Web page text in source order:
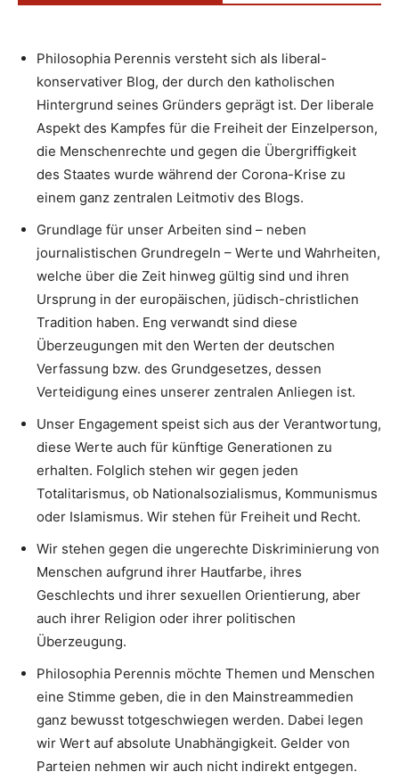
Philosophia Perennis versteht sich als liberal-
konservativer Blog, der durch den katholischen
Hintergrund seines Gründers geprägt ist. Der liberale
Aspekt des Kampfes für die Freiheit der Einzelperson,
die Menschenrechte und gegen die Übergriffigkeit
des Staates wurde während der Corona-Krise zu
einem ganz zentralen Leitmotiv des Blogs.
Grundlage für unser Arbeiten sind – neben
journalistischen Grundregeln – Werte und Wahrheiten,
welche über die Zeit hinweg gültig sind und ihren
Ursprung in der europäischen, jüdisch-christlichen
Tradition haben. Eng verwandt sind diese
Überzeugungen mit den Werten der deutschen
Verfassung bzw. des Grundgesetzes, dessen
Verteidigung eines unserer zentralen Anliegen ist.
Unser Engagement speist sich aus der Verantwortung,
diese Werte auch für künftige Generationen zu
erhalten. Folglich stehen wir gegen jeden
Totalitarismus, ob Nationalsozialismus, Kommunismus
oder Islamismus. Wir stehen für Freiheit und Recht.
Wir stehen gegen die ungerechte Diskriminierung von
Menschen aufgrund ihrer Hautfarbe, ihres
Geschlechts und ihrer sexuellen Orientierung, aber
auch ihrer Religion oder ihrer politischen
Überzeugung.
Philosophia Perennis möchte Themen und Menschen
eine Stimme geben, die in den Mainstreammedien
ganz bewusst totgeschwiegen werden. Dabei legen
wir Wert auf absolute Unabhängigkeit. Gelder von
Parteien nehmen wir auch nicht indirekt entgegen.